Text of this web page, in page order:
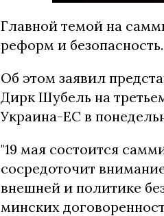
Главной темой на
реформ и безопасность.
Об этом заявил
Дирк Шубель на
Украина-ЕС в
"19 мая состоится
сосредоточит
внешней и политике
минских